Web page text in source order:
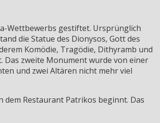
Wettbewerbs gestiftet. Ursprünglich
die Statue des Dionysos, Gott des
Komödie, Tragödie, Dithyramb und
Das zweite Monument wurde von einer
und zwei Altären nicht mehr viel
dem Restaurant Patrikos beginnt. Das